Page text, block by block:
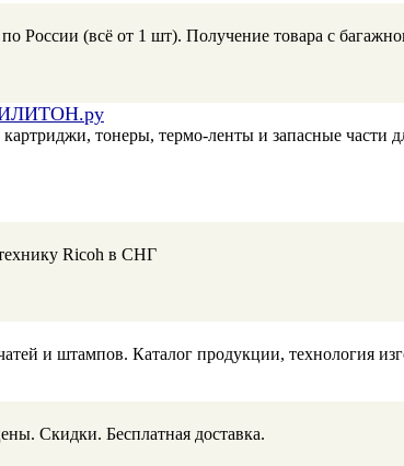
(всё от 1 шт). Получение товара с
ИЛИТОН.ру
тонеры, термо-ленты и запасные
Ricoh в СНГ
и штампов. Каталог продукции, технология
Скидки. Бесплатная доставка.